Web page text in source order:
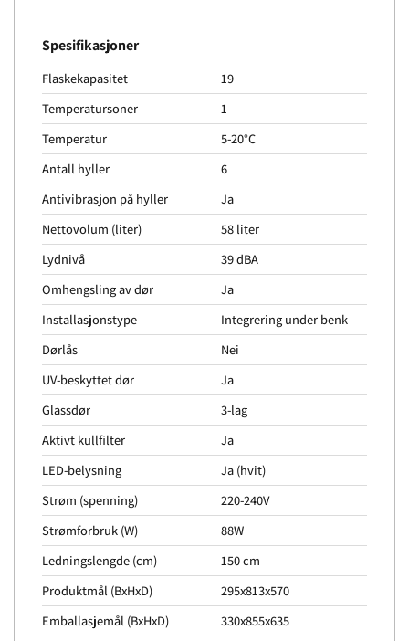
Spesifikasjoner
Flaskekapasitet
19
Temperatursoner
1
Temperatur
5-20°C
Antall hyller
6
Antivibrasjon på hyller
Ja
Nettovolum (liter)
58 liter
Lydnivå
39 dBA
Omhengsling av dør
Ja
Installasjonstype
Integrering under benk
Dørlås
Nei
UV-beskyttet dør
Ja
Glassdør
3-lag
Aktivt kullfilter
Ja
LED-belysning
Ja (hvit)
Strøm (spenning)
220-240V
Strømforbruk (W)
88W
Ledningslengde (cm)
150 cm
Produktmål (BxHxD)
295x813x570
Emballasjemål (BxHxD)
330x855x635